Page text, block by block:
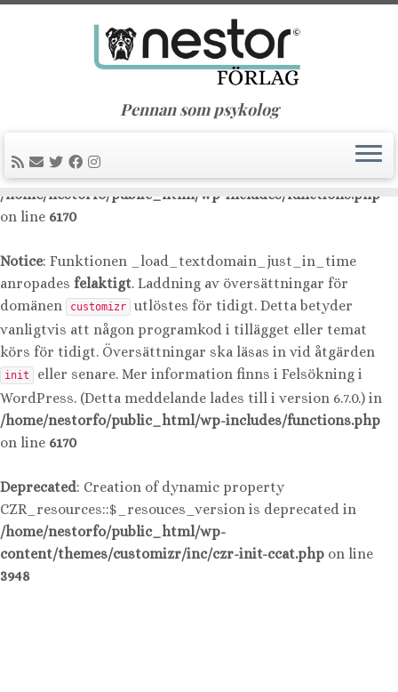
: Function _load_textdomain_just_in_time was
incorrectly. Translation loading for the
domain was triggered too early. This is usually an
indicator for some code in the plugin or theme running too
information. (This message was added in version 6.7.0.) in
/home/nestorfo/public_html/wp-includes/functions.php
on line 6170
Notice: Funktionen _load_textdomain_just_in_time
anropades felaktigt. Laddning av översättningar för
domänen
customizr
utlöstes för tidigt. Detta betyder
vanligtvis att någon programkod i tillägget eller temat
körs för tidigt. Översättningar ska läsas in vid åtgärden
init eller senare. Mer information finns i Felsökning i
WordPress. (Detta meddelande lades till i version 6.7.0.) in
/home/nestorfo/public_html/wp-includes/functions.php
on line 6170
Deprecated: Creation of dynamic property
CZR_resources::$_resouces_version is deprecated in
/home/nestorfo/public_html/wp-
content/themes/customizr/inc/czr-init-ccat.php on line
3948
Pennan som psykolog